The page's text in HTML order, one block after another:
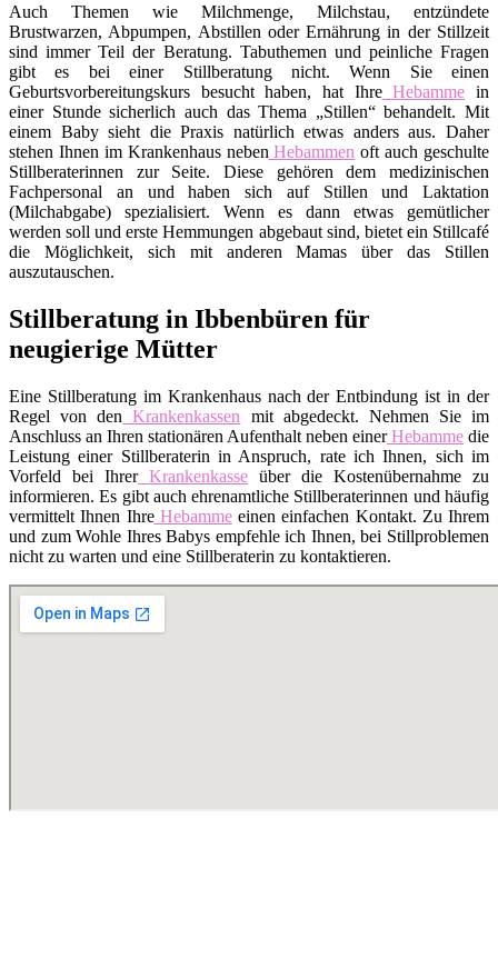
Auch Themen wie Milchmenge, Milchstau, entzündete
Brustwarzen, Abpumpen, Abstillen oder Ernährung in der Stillzeit
sind immer Teil der Beratung. Tabuthemen und peinliche Fragen
gibt es bei einer Stillberatung nicht. Wenn Sie einen
Geburtsvorbereitungskurs besucht haben, hat IhreHebamme in
einer Stunde sicherlich auch das Thema „Stillen“ behandelt. Mit
einem Baby sieht die Praxis natürlich etwas anders aus. Daher
stehen Ihnen im Krankenhaus neben Hebammen oft auch geschulte
Stillberaterinnen zur Seite. Diese gehören dem medizinischen
Fachpersonal an und haben sich auf Stillen und Laktation
(Milchabgabe) spezialisiert. Wenn es dann etwas gemütlicher
werden soll und erste Hemmungen abgebaut sind, bietet ein Stillcafé
die Möglichkeit, sich mit anderen Mamas über das Stillen
auszutauschen.
Stillberatung in Ibbenbüren für
neugierige Mütter
Eine Stillberatung im Krankenhaus nach der Entbindung ist in der
Regel von den Krankenkassen mit abgedeckt. Nehmen Sie im
Anschluss an Ihren stationären Aufenthalt neben einerHebamme die
Leistung einer Stillberaterin in Anspruch, rate ich Ihnen, sich im
Vorfeld bei IhrerKrankenkasse über die Kostenübernahme zu
informieren. Es gibt auch ehrenamtliche Stillberaterinnen und häufig
vermittelt Ihnen IhreHebammeeinen einfachen Kontakt. Zu Ihrem
und zum Wohle Ihres Babys empfehle ich Ihnen, bei Stillproblemen
nicht zu warten und eine Stillberaterin zu kontaktieren.